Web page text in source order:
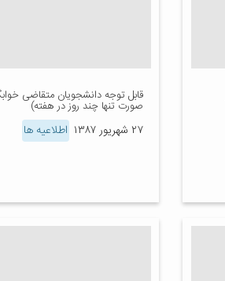
قابل توجه دانشجویان متقاضی
صورت تنها چند روز در هفته)
۲۷ شهریور ۱۳۸۷ اطلاعیه ها